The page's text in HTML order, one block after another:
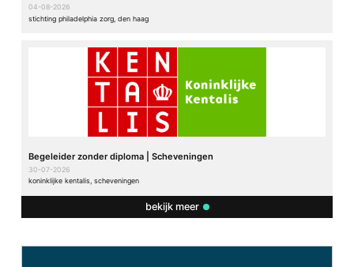
04-08-2026
stichting philadelphia zorg, den haag
Begeleider zonder diploma | Scheveningen
30-07-2026
koninklijke kentalis, scheveningen
bekijk meer